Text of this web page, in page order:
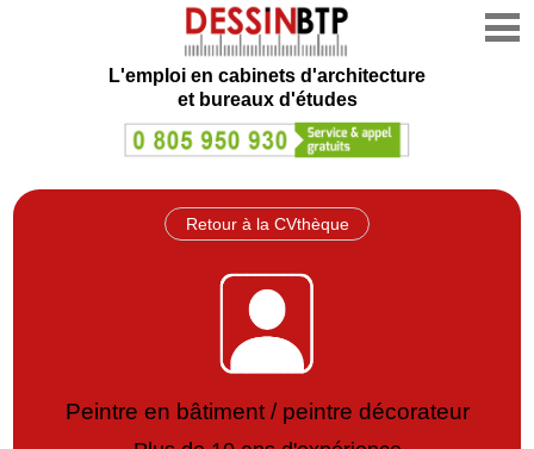
L'emploi en cabinets d'architecture
et bureaux d'études
Retour à la CVthèque
Peintre en bâtiment / peintre décorateur